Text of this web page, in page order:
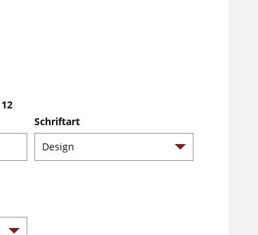
Schriftart